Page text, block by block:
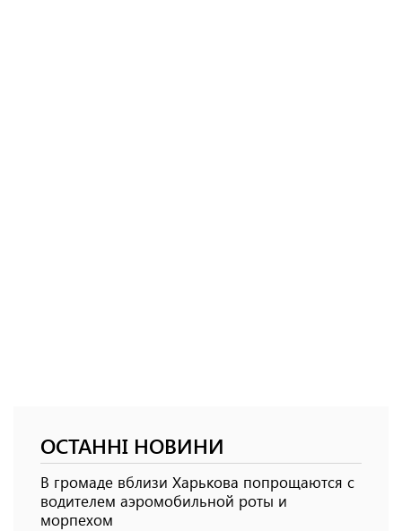
ОСТАННІ НОВИНИ
В громаде вблизи Харькова попрощаются с
водителем аэромобильной роты и
морпехом